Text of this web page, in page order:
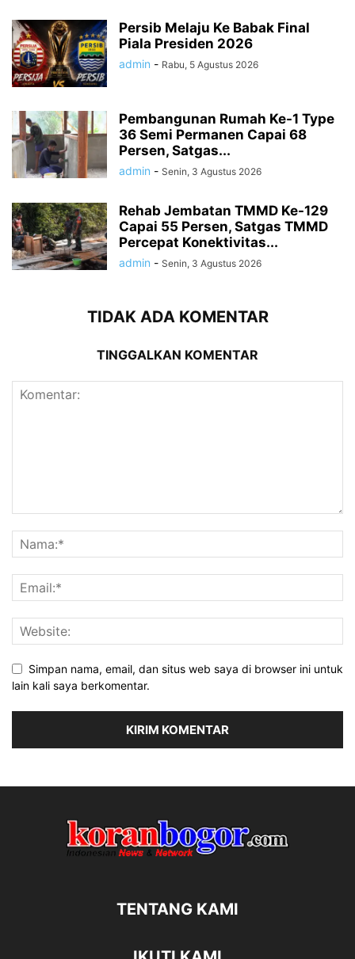
Persib Melaju Ke Babak Final
Piala Presiden 2026
admin - Rabu, 5 Agustus 2026
Pembangunan Rumah Ke-1 Type
36 Semi Permanen Capai 68
Persen, Satgas...
admin - Senin, 3 Agustus 2026
Rehab Jembatan TMMD Ke-129
Capai 55 Persen, Satgas TMMD
Percepat Konektivitas...
admin - Senin, 3 Agustus 2026
TIDAK ADA KOMENTAR
TINGGALKAN KOMENTAR
Simpan nama, email, dan situs web saya di browser ini untuk
lain kali saya berkomentar.
TENTANG KAMI